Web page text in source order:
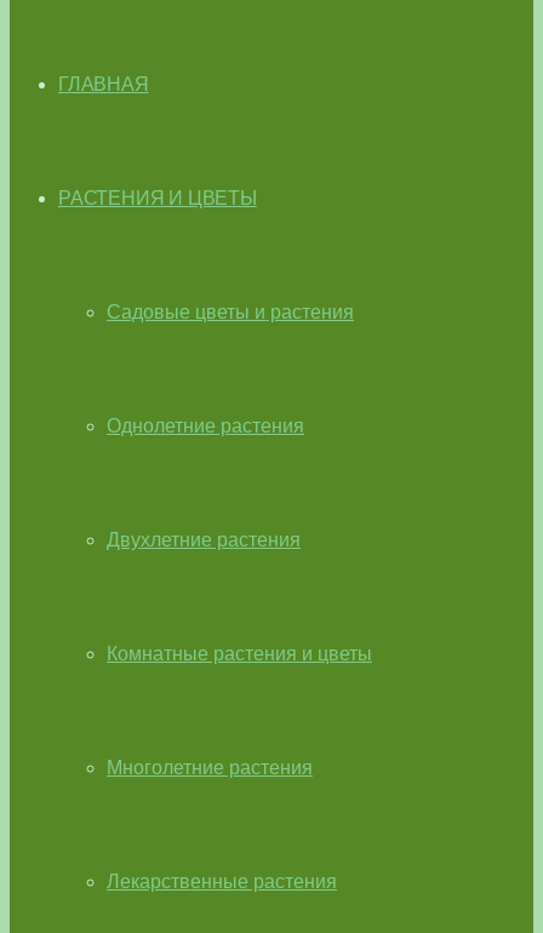
ГЛАВНАЯ
РАСТЕНИЯ И ЦВЕТЫ
Садовые цветы и растения
Однолетние растения
Двухлетние растения
Комнатные растения и цветы
Многолетние растения
Лекарственные растения